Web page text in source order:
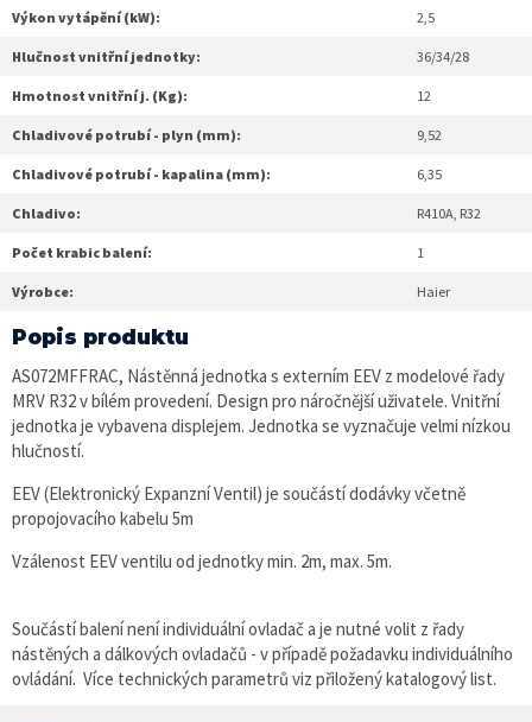
Výkon vytápění (kW): 2,5
Hlučnost vnitřní jednotky: 36/34/28
Hmotnost vnitřní j. (Kg): 12
Chladivové potrubí - plyn (mm): 9,52
Chladivové potrubí - kapalina (mm): 6,35
Chladivo: R410A, R32
Počet krabic balení: 1
Výrobce: Haier
Popis produktu
AS072MFFRAC, Nástěnná jednotka s externím EEV z modelové řady
MRV R32 v bílém provedení. Design pro náročnější uživatele. Vnitřní
jednotka je vybavena displejem. Jednotka se vyznačuje velmi nízkou
hlučností.
EEV (Elektronický Expanzní Ventil) je součástí dodávky včetně
propojovacího kabelu 5m
Vzálenost EEV ventilu od jednotky min. 2m, max. 5m.
Součástí balení není individuální ovladač a je nutné volit z řady
nástěných a dálkových ovladačů - v případě požadavku individuálního
ovládání. Více technických parametrů viz přiložený katalogový list.